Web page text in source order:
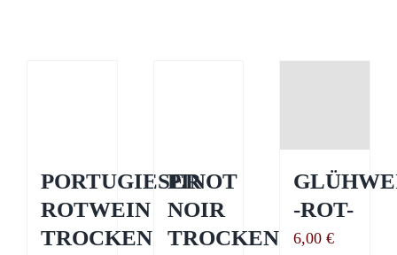
PORTUGIESER
ROTWEIN
TROCKEN
PINOT
NOIR
TROCKEN
-ROT-
6,00€